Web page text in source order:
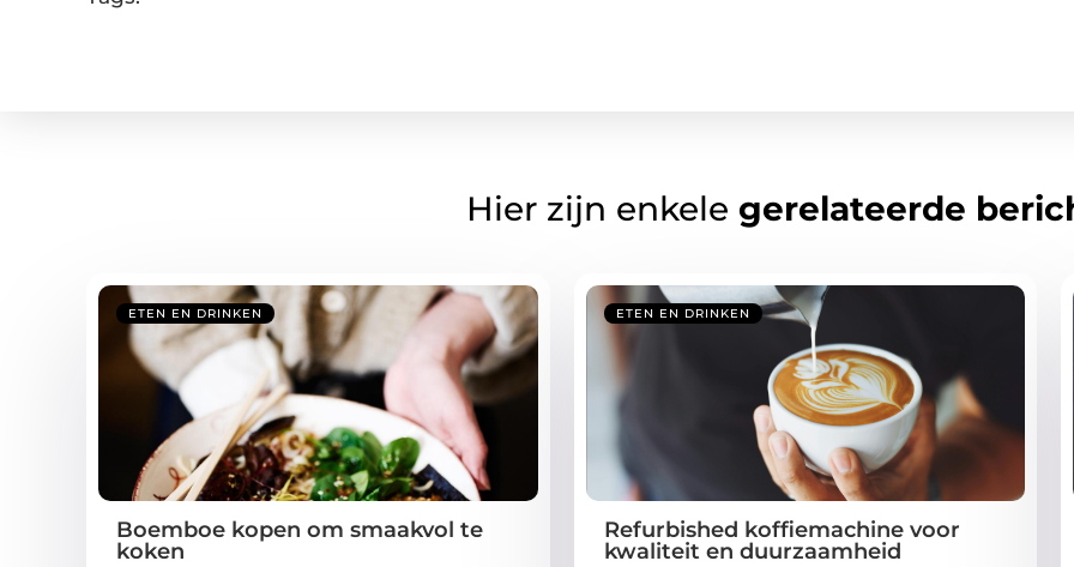
Hier zijn enkele gerelateerde
ETEN EN DRINKEN
Boemboe kopen om smaakvol te
koken
ETEN EN DRINKEN
Refurbished koffiemachine voor
kwaliteit en duurzaamheid